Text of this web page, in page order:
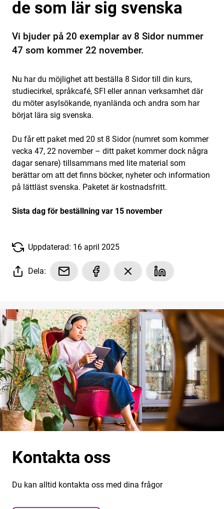
de som lär sig svenska
Vi bjuder på 20 exemplar av 8 Sidor nummer
47 som kommer 22 november.
Nu har du möjlighet att beställa 8 Sidor till din kurs,
studiecirkel, språkcafé, SFI eller annan verksamhet där
du möter asylsökande, nyanlända och andra som har
börjat lära sig svenska.
Du får ett paket med 20 st 8 Sidor (numret som kommer
vecka 47, 22 november – ditt paket kommer dock några
dagar senare) tillsammans med lite material som
berättar om att det finns böcker, nyheter och information
på lättläst svenska. Paketet är kostnadsfritt.
Sista dag för beställning var 15 november
Uppdaterad: 16 april 2025
Dela:
Kontakta oss
Du kan alltid kontakta oss med dina frågor